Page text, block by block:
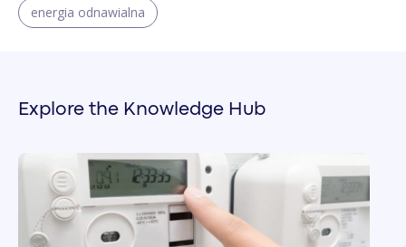
energia odnawialna
Explore the Knowledge Hub